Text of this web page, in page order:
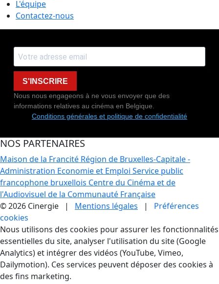
L'équipe
Contactez-nous
S'INSCRIRE
Nous nous engageons à ne vous envoyer que des
informations relatives au cinéma en Belgique.
Conditions générales et politique de confidentialité
NOS PARTENAIRES
Maison de la Francité Région de Bruxelles-Capitale -
Administration Economie et Emploi Service public
francophone bruxellois Centre du Cinéma et de
l'Audiovisuel de la Communauté Française
© 2026 Cinergie | Mentions légales | Préférences
cookies
Gestion des Cookies
Nous utilisons des cookies pour assurer les fonctionnalités
essentielles du site, analyser l'utilisation du site (Google
Analytics) et intégrer des vidéos (YouTube, Vimeo,
Dailymotion). Ces services peuvent déposer des cookies à
des fins marketing.